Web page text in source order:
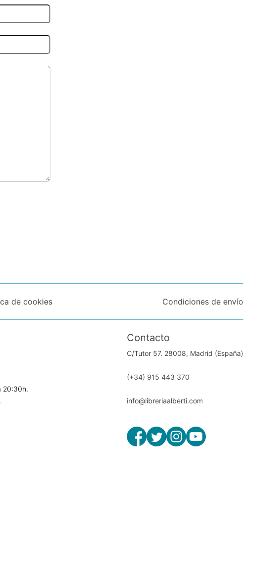
de cookies Condiciones de envío
20:30h.
Contacto
C/Tutor 57. 28008, Madrid (España)
(+34) 915 443 370
info@libreriaalberti.com